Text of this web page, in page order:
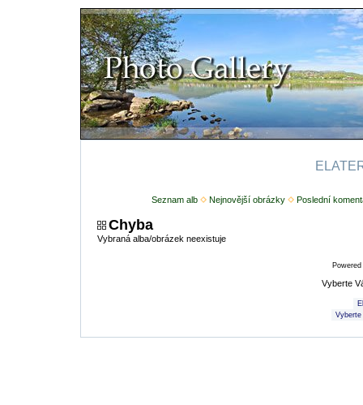
Seznam alb Nejnovější obrázky Poslední
Chyba
Vybraná alba/obrázek neexistuje
Vyberte